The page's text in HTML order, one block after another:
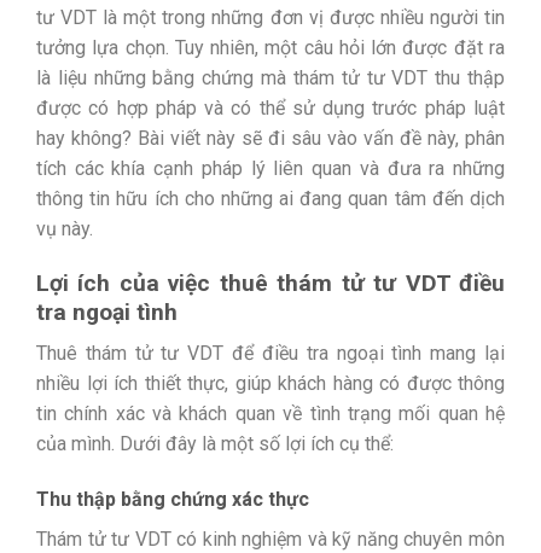
tư VDT là một trong những đơn vị được nhiều người tin
tưởng lựa chọn. Tuy nhiên, một câu hỏi lớn được đặt ra
là liệu những bằng chứng mà thám tử tư VDT thu thập
được có hợp pháp và có thể sử dụng trước pháp luật
hay không? Bài viết này sẽ đi sâu vào vấn đề này, phân
tích các khía cạnh pháp lý liên quan và đưa ra những
thông tin hữu ích cho những ai đang quan tâm đến dịch
vụ này.
Lợi ích của việc thuê thám tử tư VDT điều
tra ngoại tình
Thuê thám tử tư VDT để điều tra ngoại tình mang lại
nhiều lợi ích thiết thực, giúp khách hàng có được thông
tin chính xác và khách quan về tình trạng mối quan hệ
của mình. Dưới đây là một số lợi ích cụ thể:
Thu thập bằng chứng xác thực
Thám tử tư VDT có kinh nghiệm và kỹ năng chuyên môn